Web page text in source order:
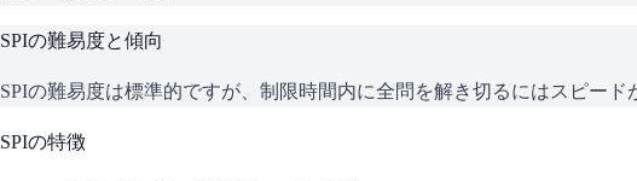
SPIの難易度と傾向
SPIの難易度は標準的ですが、制限時間内に全問を解き切るにはスピー
SPIの特徴